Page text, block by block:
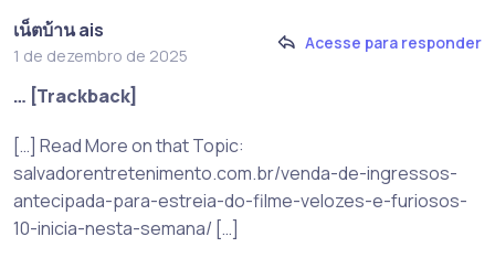
เน็ตบ้าน ais
1 de dezembro de 2025
Acesse para responder
… [Trackback]
[…] Read More on that Topic:
salvadorentretenimento.com.br/venda-de-ingressos-
antecipada-para-estreia-do-filme-velozes-e-furiosos-
10-inicia-nesta-semana/ […]